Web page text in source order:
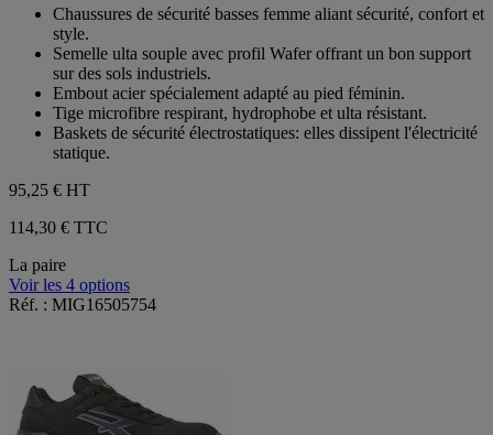
étoiles.Chaussures de sécurité basses femme aliant sécurité, confort et
style.
Semelle ulta souple avec profil Wafer offrant un bon support
sur des sols industriels.
Embout acier spécialement adapté au pied féminin.
Tige microfibre respirant, hydrophobe et ulta résistant.
Baskets de sécurité électrostatiques: elles dissipent l'électricité
statique.
95,25 € HT
114,30 € TTC
La paire
Voir les 4 options
Réf. : MIG16505754